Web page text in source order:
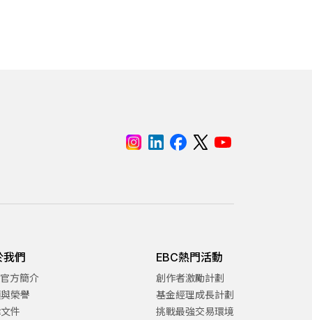
我們
方簡介
榮譽
件
EBC熱門活動
創作者激勵計劃
基金經理成長計劃
挑戰最強交易環境